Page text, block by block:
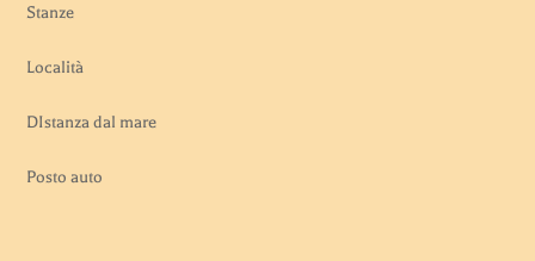
Stanze
Località
DIstanza dal mare
Posto auto